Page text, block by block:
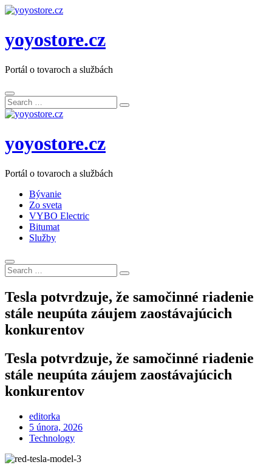
yoyostore.cz
Portál o tovaroch a službách
Search
for:
Search
yoyostore.cz
Portál o tovaroch a službách
Bývanie
Zo sveta
VYBO Electric
Bitumat
Služby
Search
for:
Search
Tesla potvrdzuje, že samočinné riadenie
stále neupúta záujem zaostávajúcich
konkurentov
Tesla potvrdzuje, že samočinné riadenie
stále neupúta záujem zaostávajúcich
konkurentov
editorka
Posted
on
5 února, 2026
Technology